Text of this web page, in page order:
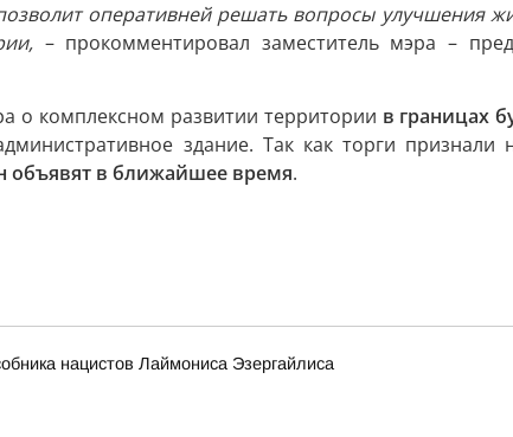
оперативней решать вопросы улучшения
– прокомментировал заместитель мэра –
о комплексном развитии территории в границах
здание. Так как торги признали
объявят в ближайшее время.
нацистов Лаймониса Эзергайлиса